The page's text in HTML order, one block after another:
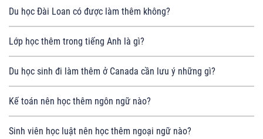
Du học Đài Loan có được làm thêm không?
Lớp học thêm trong tiếng Anh là gì?
Du học sinh đi làm thêm ở Canada cần lưu ý những gì?
Kế toán nên học thêm ngôn ngữ nào?
Sinh viên học luật nên học thêm ngoại ngữ nào?